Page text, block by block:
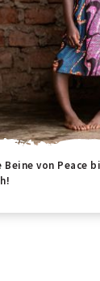
Beine von Peace